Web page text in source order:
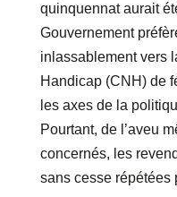
quinquennat aurait
Gouvernement
inlassablement vers
Handicap (CNH) de
les axes de la
Pourtant, de l’aveu
concernés, les
sans cesse répétées